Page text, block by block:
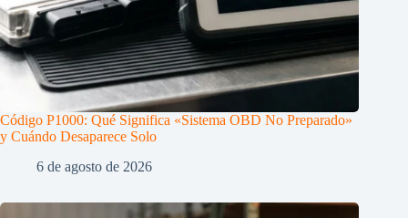
Código P1000: Qué Significa «Sistema OBD No Preparado»
y Cuándo Desaparece Solo
6 de agosto de 2026